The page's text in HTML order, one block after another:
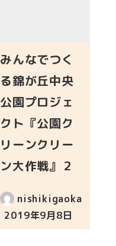
みんなでつく
る錦が丘中央
公園プロジェ
クト『公園ク
リーンクリー
ン大作戦』２
nishikigaoka
投稿日
2019年9月8日